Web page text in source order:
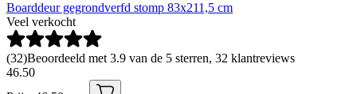
Boarddeur gegrondverfd stomp 83x211,5 cm
Veel verkocht
(32)Beoordeeld met 3.9 van de 5 sterren, 32 klantreviews
46.50